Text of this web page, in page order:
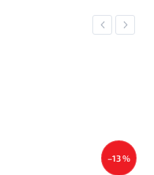
Previous
–13 %
Next